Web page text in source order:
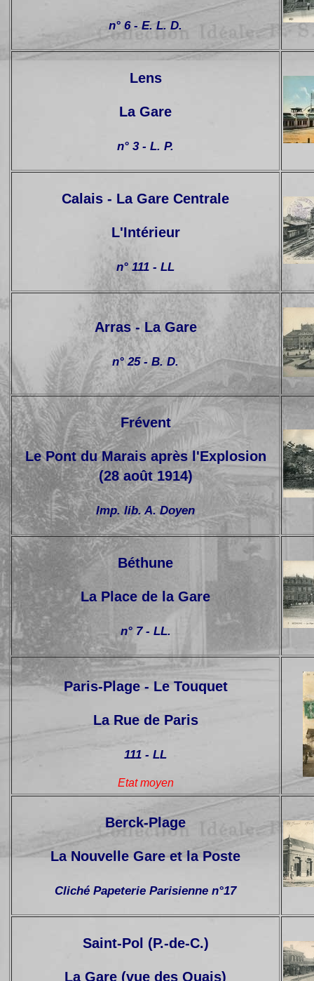
n° 6 - E. L. D.
Lens
La Gare
n° 3 - L. P.
Calais - La Gare Centrale
L'Intérieur
n° 111 - LL
Arras - La Gare
n° 25 - B. D.
Frévent
Le Pont du Marais après l'Explosion
(28 août 1914)
Imp. lib. A. Doyen
Béthune
La Place de la Gare
n° 7 - LL.
Paris-Plage - Le Touquet
La Rue de Paris
111 - LL
Etat moyen
Berck-Plage
La Nouvelle Gare et la Poste
Cliché Papeterie Parisienne n°17
Saint-Pol (P.-de-C.)
La Gare (vue des Quais)